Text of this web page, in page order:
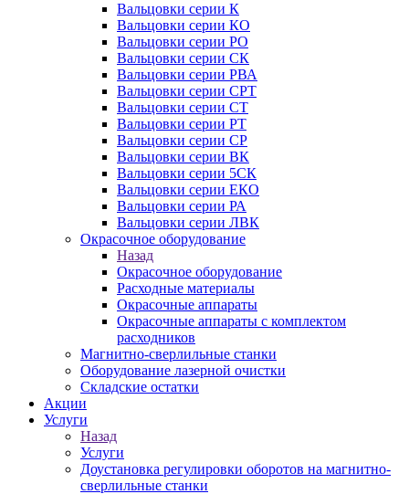
Вальцовки серии К
Вальцовки серии КО
Вальцовки серии РО
Вальцовки серии СК
Вальцовки серии РВА
Вальцовки серии СРТ
Вальцовки серии СТ
Вальцовки серии РТ
Вальцовки серии СР
Вальцовки серии ВК
Вальцовки серии 5СК
Вальцовки серии ЕКО
Вальцовки серии РА
Вальцовки серии ЛВК
Окрасочное оборудование
Назад
Окрасочное оборудование
Расходные материалы
Окрасочные аппараты
Окрасочные аппараты с комплектом
расходников
Магнитно-сверлильные станки
Оборудование лазерной очистки
Складские остатки
Акции
Услуги
Назад
Услуги
Доустановка регулировки оборотов на магнитно-
сверлильные станки